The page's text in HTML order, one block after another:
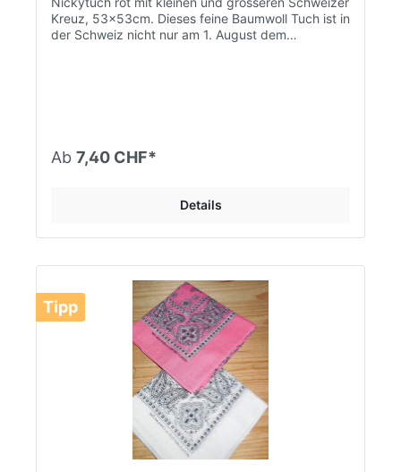
Kreuz, 53x53cm. Dieses feine Baumwoll Tuch ist in
der Schweiz nicht nur am 1. August dem
Ab 7,40 CHF*
Details
Tipp